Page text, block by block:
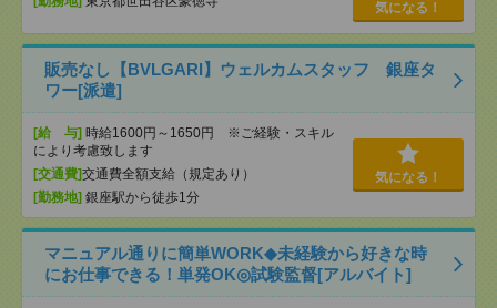
気になる！
販売なし【BVLGARI】ウェルカムスタッフ 銀座タ
ワー[派遣]
[給 与] 時給1600円～1650円 ※ご経験・スキル
により考慮致します
[交通費]交通費全額支給（規定あり）
[勤務地] 銀座駅から徒歩1分
気になる！
マニュアル通りに簡単WORK◆未経験から好きな時
にお仕事できる！単発OK◎試験監督[アルバイト]